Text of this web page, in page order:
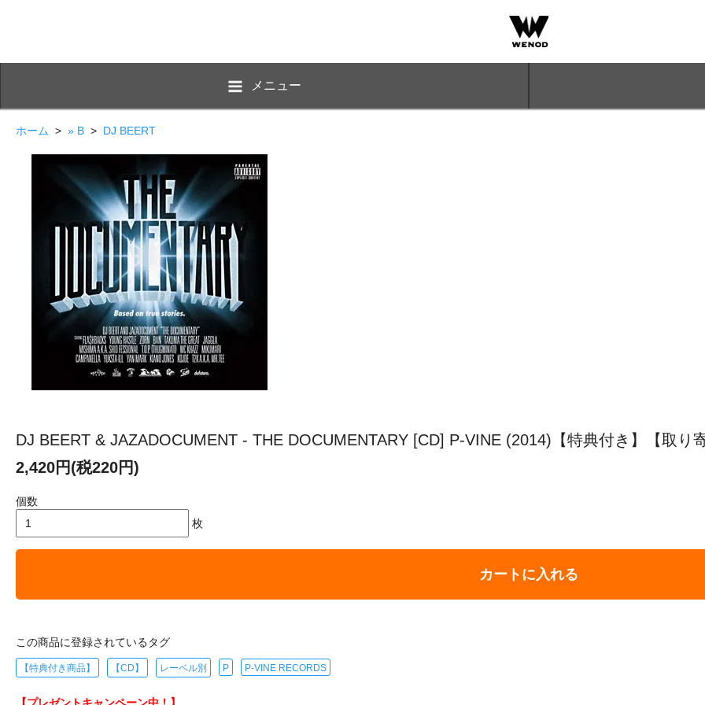
メニュー
ホーム > » B > DJ BEERT
DJ BEERT & JAZADOCUMENT - THE DOCUMENTARY [CD] P-VINE (2014)【特典付き】【取り
2,420円(税220円)
個数
枚
カートに入れる
この商品に登録されているタグ
【特典付き商品】 【CD】 レーベル別 P P-VINE RECORDS
【プレゼントキャンペーン中！】